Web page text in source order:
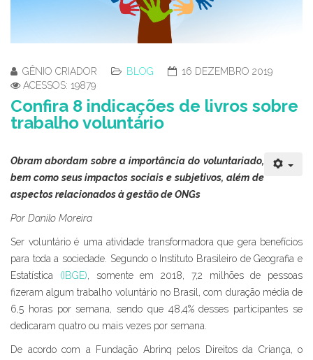
GÊNIO CRIADOR BLOG
16 DEZEMBRO 2019
ACESSOS: 19879
Confira 8 indicações de livros sobre
trabalho voluntário
Obram abordam sobre a importância do voluntariado,
bem como seus impactos sociais e subjetivos, além de
aspectos relacionados à gestão de ONGs
Por Danilo Moreira
Ser voluntário é uma atividade transformadora que gera benefícios
para toda a sociedade. Segundo o Instituto Brasileiro de Geografia e
Estatística (IBGE), somente em 2018, 7,2 milhões de pessoas
fizeram algum trabalho voluntário no Brasil, com duração média de
6,5 horas por semana, sendo que 48,4% desses participantes se
dedicaram quatro ou mais vezes por semana.
De acordo com a Fundação Abrinq pelos Direitos da Criança, o